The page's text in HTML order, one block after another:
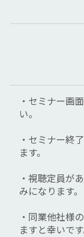
・セミナー画
い。
・セミナー終
ます。
・視聴定員が
みになります。
・同業他社様
ますと幸いです